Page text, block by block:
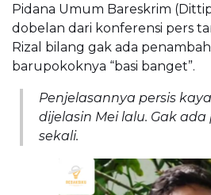
Pidana Umum Bareskrim
dobelan dari konferensi pers
Rizal bilang gak ada
barupokoknya “basi banget”.
Penjelasannya persis
dijelasin Mei lalu. Gak ada
sekali.